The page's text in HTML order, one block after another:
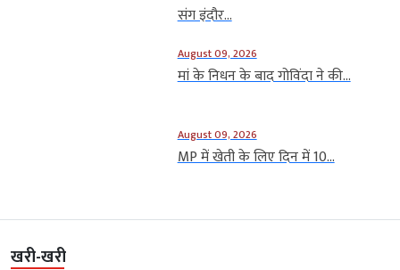
संग इंदौर...
August 09, 2026
मां के निधन के बाद गोविंदा ने की...
August 09, 2026
MP में खेती के लिए दिन में 10...
खरी-खरी